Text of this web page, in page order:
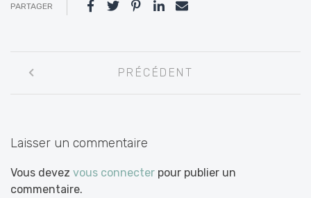
PARTAGER
entre
PRÉCÉDENT
Laisser un commentaire
Vous devez vous connecter pour publier un
commentaire.